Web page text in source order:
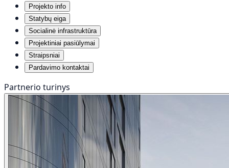
Projekto info
Statybų eiga
Socialinė infrastruktūra
Projektiniai pasiūlymai
Straipsniai
Pardavimo kontaktai
Partnerio turinys